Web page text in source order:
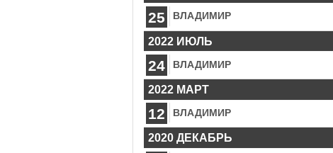
25 ВЛАДИМИР
2022 ИЮЛЬ
24 ВЛАДИМИР
2022 МАРТ
12 ВЛАДИМИР
2020 ДЕКАБРЬ